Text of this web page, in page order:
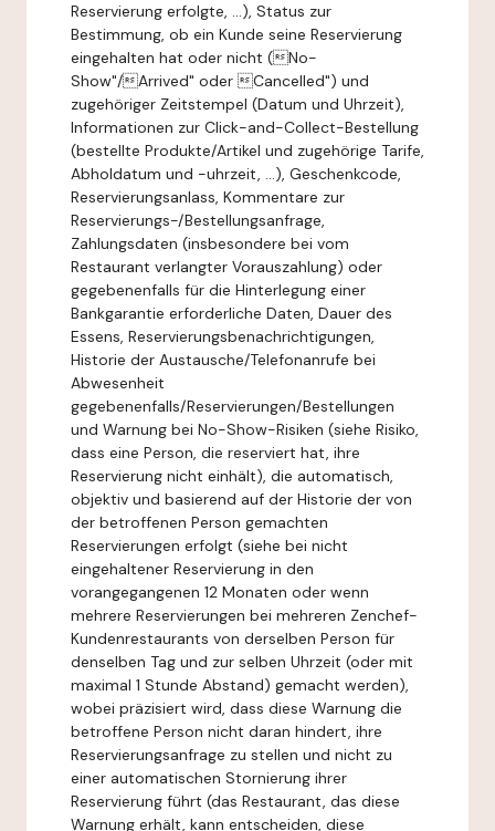
Reservierung erfolgte, ...), Status zur
Bestimmung, ob ein Kunde seine Reservierung
eingehalten hat oder nicht (No-
Show"/Arrived" oder Cancelled") und
zugehöriger Zeitstempel (Datum und Uhrzeit),
Informationen zur Click-and-Collect-Bestellung
(bestellte Produkte/Artikel und zugehörige Tarife,
Abholdatum und -uhrzeit, ...), Geschenkcode,
Reservierungsanlass, Kommentare zur
Reservierungs-/Bestellungsanfrage,
Zahlungsdaten (insbesondere bei vom
Restaurant verlangter Vorauszahlung) oder
gegebenenfalls für die Hinterlegung einer
Bankgarantie erforderliche Daten, Dauer des
Essens, Reservierungsbenachrichtigungen,
Historie der Austausche/Telefonanrufe bei
Abwesenheit
gegebenenfalls/Reservierungen/Bestellungen
und Warnung bei No-Show-Risiken (siehe Risiko,
dass eine Person, die reserviert hat, ihre
Reservierung nicht einhält), die automatisch,
objektiv und basierend auf der Historie der von
der betroffenen Person gemachten
Reservierungen erfolgt (siehe bei nicht
eingehaltener Reservierung in den
vorangegangenen 12 Monaten oder wenn
mehrere Reservierungen bei mehreren Zenchef-
Kundenrestaurants von derselben Person für
denselben Tag und zur selben Uhrzeit (oder mit
maximal 1 Stunde Abstand) gemacht werden),
wobei präzisiert wird, dass diese Warnung die
betroffene Person nicht daran hindert, ihre
Reservierungsanfrage zu stellen und nicht zu
einer automatischen Stornierung ihrer
Reservierung führt (das Restaurant, das diese
Warnung erhält, kann entscheiden, diese